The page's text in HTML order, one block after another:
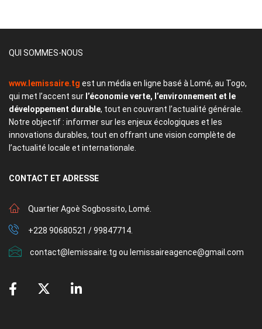
QUI SOMMES-NOUS
www.lemissaire.tg est un média en ligne basé à Lomé, au Togo,
qui met l’accent sur l’économie verte, l’environnement et le
développement durable, tout en couvrant l’actualité générale.
Notre objectif : informer sur les enjeux écologiques et les
innovations durables, tout en offrant une vision complète de
l’actualité locale et internationale.
CONTACT ET ADRESSE
Quartier Agoè Sogbossito, Lomé.
+228 90680521 / 99847714.
contact@lemissaire.tg ou lemissaireagence@gmail.com